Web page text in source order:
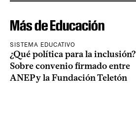
Más de Educación
SISTEMA EDUCATIVO
¿Qué política para la inclusión?
Sobre convenio firmado entre
ANEP y la Fundación Teletón